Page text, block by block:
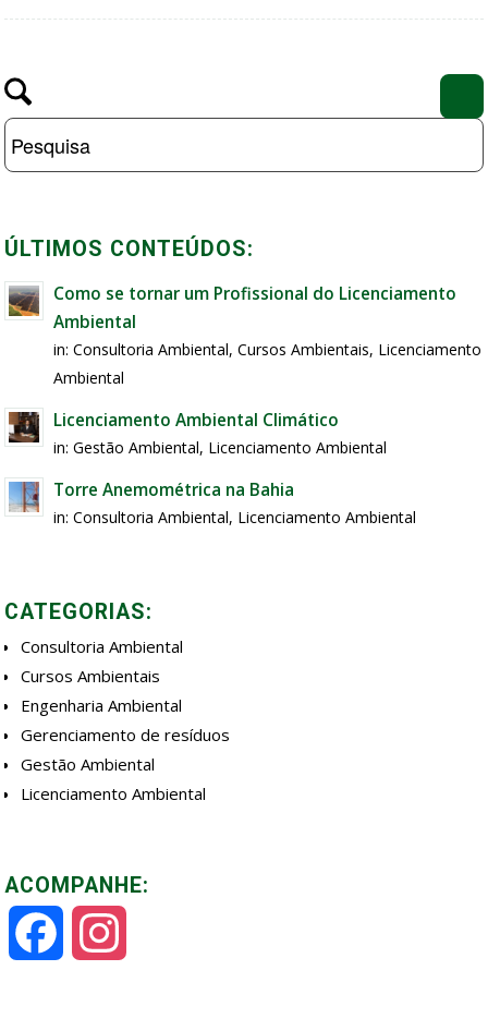
ÚLTIMOS CONTEÚDOS:
Como se tornar um Profissional do Licenciamento
Ambiental
in:Consultoria Ambiental,Cursos Ambientais, Licenciamento
Ambiental
Licenciamento Ambiental Climático
in:Gestão Ambiental, Licenciamento Ambiental
Torre Anemométrica na Bahia
in:Consultoria Ambiental, Licenciamento Ambiental
CATEGORIAS:
Consultoria Ambiental
Cursos Ambientais
Engenharia Ambiental
Gerenciamento de resíduos
Gestão Ambiental
Licenciamento Ambiental
ACOMPANHE:
Facebook